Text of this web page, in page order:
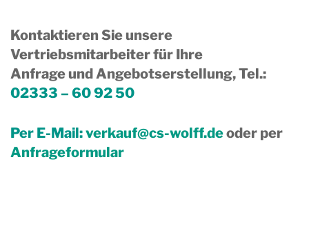
Kontaktieren Sie unsere
Vertriebsmitarbeiter für Ihre
Anfrage und Angebotserstellung, Tel.:
02333 – 60 92 50
Per E-Mail:verkauf@cs-wolff.deoder per
Anfrageformular